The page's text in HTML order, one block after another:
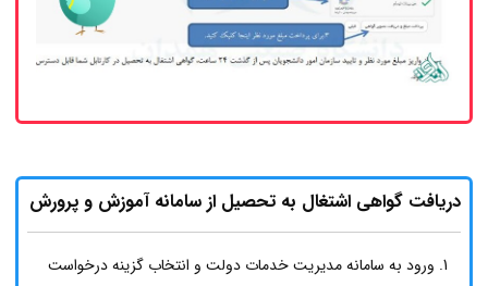
دریافت گواهی اشتغال به تحصیل از سامانه آموزش و پرورش
ورود به سامانه مدیریت خدمات دولت و انتخاب گزینه درخواست